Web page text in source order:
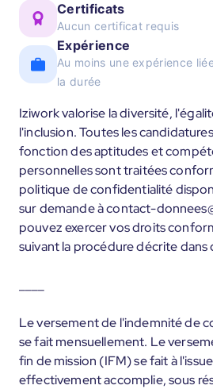
Certificats
Aucun certificat requis
Expérience
Au moins une expérience
la durée
Iziwork valorise la diversité,
l'inclusion. Toutes les
fonction des aptitudes et
personnelles sont traitées
politique de confidentialité
sur demande à contact-
pouvez exercer vos droits
suivant la procédure décrite dans
Le versement de l'indemnité de
se fait mensuellement. Le
fin de mission (IFM) se fait à
effectivement accomplie, sous